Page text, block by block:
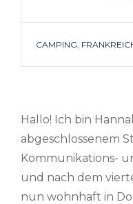
TAGS
CAMPING
Hallo! Ich bin
abgeschlossenem
Kommunikations-
und nach dem
nun wohnhaft in